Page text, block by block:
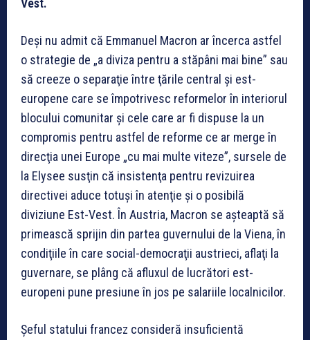
Vest.
Deşi nu admit că Emmanuel Macron ar încerca astfel
o strategie de „a diviza pentru a stăpâni mai bine” sau
să creeze o separaţie între ţările central şi est-
europene care se împotrivesc reformelor în interiorul
blocului comunitar şi cele care ar fi dispuse la un
compromis pentru astfel de reforme ce ar merge în
direcţia unei Europe „cu mai multe viteze”, sursele de
la Elysee susţin că insistenţa pentru revizuirea
directivei aduce totuşi în atenţie şi o posibilă
diviziune Est-Vest. În Austria, Macron se aşteaptă să
primească sprijin din partea guvernului de la Viena, în
condiţiile în care social-democraţii austrieci, aflaţi la
guvernare, se plâng că afluxul de lucrători est-
europeni pune presiune în jos pe salariile localnicilor.
Şeful statului francez consideră insuficientă